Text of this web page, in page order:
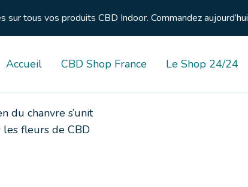
tous vos produits CBD Indoor. Commandez
Accueil CBD Shop France Le Shop 24/24
du chanvre s’unit
fleurs de CBD